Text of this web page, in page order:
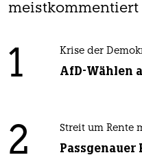
meistkommentiert
1 Krise der
AfD-Wählen
2 Streit um Rente
Passgenauer